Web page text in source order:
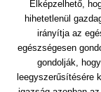
Elképzelhető,
hihetetlenül
irányítja az
egészségesen
gondolják,
leegyszerűsítésére